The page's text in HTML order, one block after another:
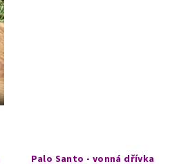
Palo Santo - vonná dřívka